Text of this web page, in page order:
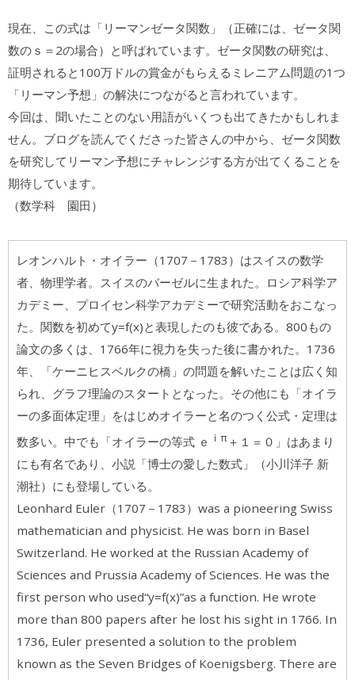
現在、この式は「リーマンゼータ関数」（正確には、ゼータ関
数のｓ＝2の場合）と呼ばれています。ゼータ関数の研究は、
証明されると100万ドルの賞金がもらえるミレニアム問題の1つ
「リーマン予想」の解決につながると言われています。
今回は、聞いたことのない用語がいくつも出てきたかもしれま
せん。ブログを読んでくださった皆さんの中から、ゼータ関数
を研究してリーマン予想にチャレンジする方が出てくることを
期待しています。
（数学科 園田）
レオンハルト・オイラー（1707－1783）はスイスの数学
者、物理学者。スイスのバーゼルに生まれた。ロシア科学ア
カデミー、プロイセン科学アカデミーで研究活動をおこなっ
た。関数を初めてy=f(x)と表現したのも彼である。800もの
論文の多くは、1766年に視力を失った後に書かれた。1736
年、「ケーニヒスベルクの橋」の問題を解いたことは広く知
られ、グラフ理論のスタートとなった。その他にも「オイラ
ーの多面体定理」をはじめオイラーと名のつく公式・定理は
数多い。中でも「オイラーの等式 ｅ ｉπ＋１＝０」はあまり
にも有名であり、小説「博士の愛した数式」（小川洋子 新
潮社）にも登場している。
Leonhard Euler（1707－1783）was a pioneering Swiss
mathematician and physicist. He was born in Basel
Switzerland. He worked at the Russian Academy of
Sciences and Prussia Academy of Sciences. He was the
first person who used“y=f(x)”as a function. He wrote
more than 800 papers after he lost his sight in 1766. In
1736, Euler presented a solution to the problem
known as the Seven Bridges of Koenigsberg. There are